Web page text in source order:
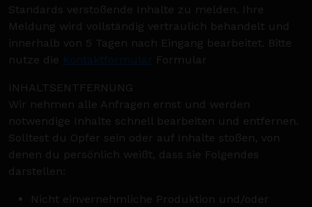
Standards verstoßende Inhalte zu melden. Ihre
Meldung wird vollständig vertraulich behandelt und
innerhalb von 5 Tagen nach Eingang bearbeitet. Bitte
nutze die Kontaktformular Formular
INHALTSENTFERNUNG
Wir nehmen alle Anfragen ernst und werden
notwendige Inhalte schnell bearbeiten und entfernen.
Solltest du Opfer sein oder auf Inhalte stoßen, von
denen du persönlich weißt, dass sie Folgendes
darstellen:
Nicht einvernehmliche Produktion und/oder